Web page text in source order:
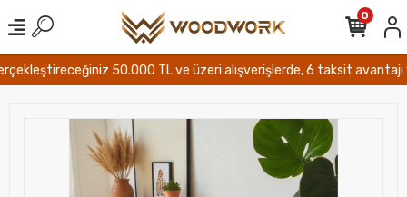
50.000 TL ve üzeri alışverişlerde, 6 taksit avantajı
0